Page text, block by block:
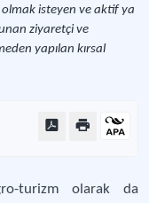
isteyen ve aktif ya
ziyaretçi ve
yapılan kırsal
turizm olarak da